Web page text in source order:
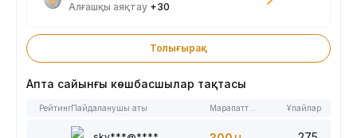
Алғашқы аяқтау +30
Толығырақ
Апта сайынғы көшбасшылар тақтасы
РейтингПайдаланушы аты Ұпайлар